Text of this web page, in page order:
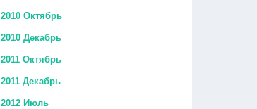
2010 Октябрь
2010 Декабрь
2011 Октябрь
2011 Декабрь
2012 Июль